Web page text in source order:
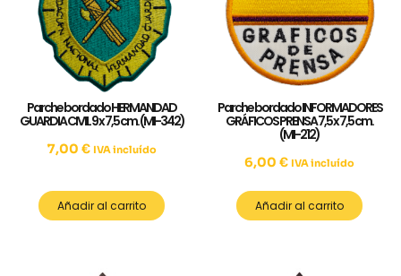
Parche bordado HERMANDAD
GUARDIA CIVIL 9 x 7,5 cm. (MI-342)
7,00 € IVA incluído
Añadir al carrito
Parche bordado INFORMADORES
GRÁFICOS PRENSA 7,5 x 7,5 cm.
(MI-212)
6,00 € IVA incluído
Añadir al carrito